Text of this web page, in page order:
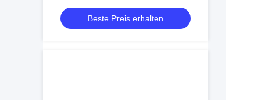
Mehrfarbig
Beste Preis erhalten